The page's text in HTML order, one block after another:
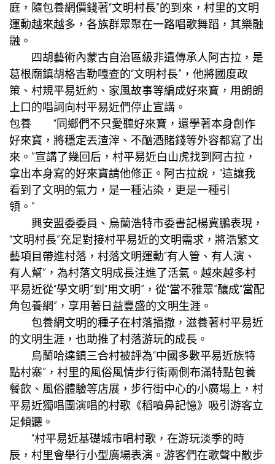
庭，隨包養網價錢著“文明村長”的到來，村里的文明
運動越來越多，各族群眾聚在一路唱歌舞蹈，其樂融
融。
四胡藝術內蒙古自治區級非遺傳承人阿古拉，是
葛根廟鎮胡格吉勒嘎查的“文明村長”，他將國度政
策、村規平易近約、家風故事等編成好來寶，用朗朗
上口的唱詞向村平易近們停止宣講。
包養 “同鄉們不只愛聽好來寶，還學著本身創作
好來寶，將穩定丟渣滓、不酗酒賭錢等外容都寫了出
來。”宣講了幾回后，村平易近白山虎找到阿古拉，
拿出本身寫的好來寶請他修正。阿古拉說，“這讓我
看到了文明的氣力，是一種沾染，更是一種引
領。”
興安盟委委員、烏蘭浩特市委書記楊冀鵬表現，
“文明村長”充足對接村平易近的文明需求，將浩繁文
藝項目帶進村落，村落文明運動“有人管、有人演、
有人幫”，為村落文明成長注進了活氣。越來越多村
平易近從“學文明”到“用文明”，從“當不雅眾”釀成“當配
角包養網”，享用著日益豐盛的文明生涯。
包養網文明的種子在村落播撒，滋養著村平易近
的文明生涯，也助推了村落游玩的成長。
烏蘭哈達鎮三合村被評為“中國多數平易近族特
點村寨”，村里的風俗風情步行街兩側布滿特點包養
餐飲、風俗體驗等店展，步行街中心的小廣場上，村
平易近獨唱團演唱的村歌《稻噴鼻記憶》吸引游客立
足傾聽。
“村平易近基礎城市唱村歌，在游玩淡季的時
辰，村里會舉行小型廣場表演。游客們在歌聲中散步